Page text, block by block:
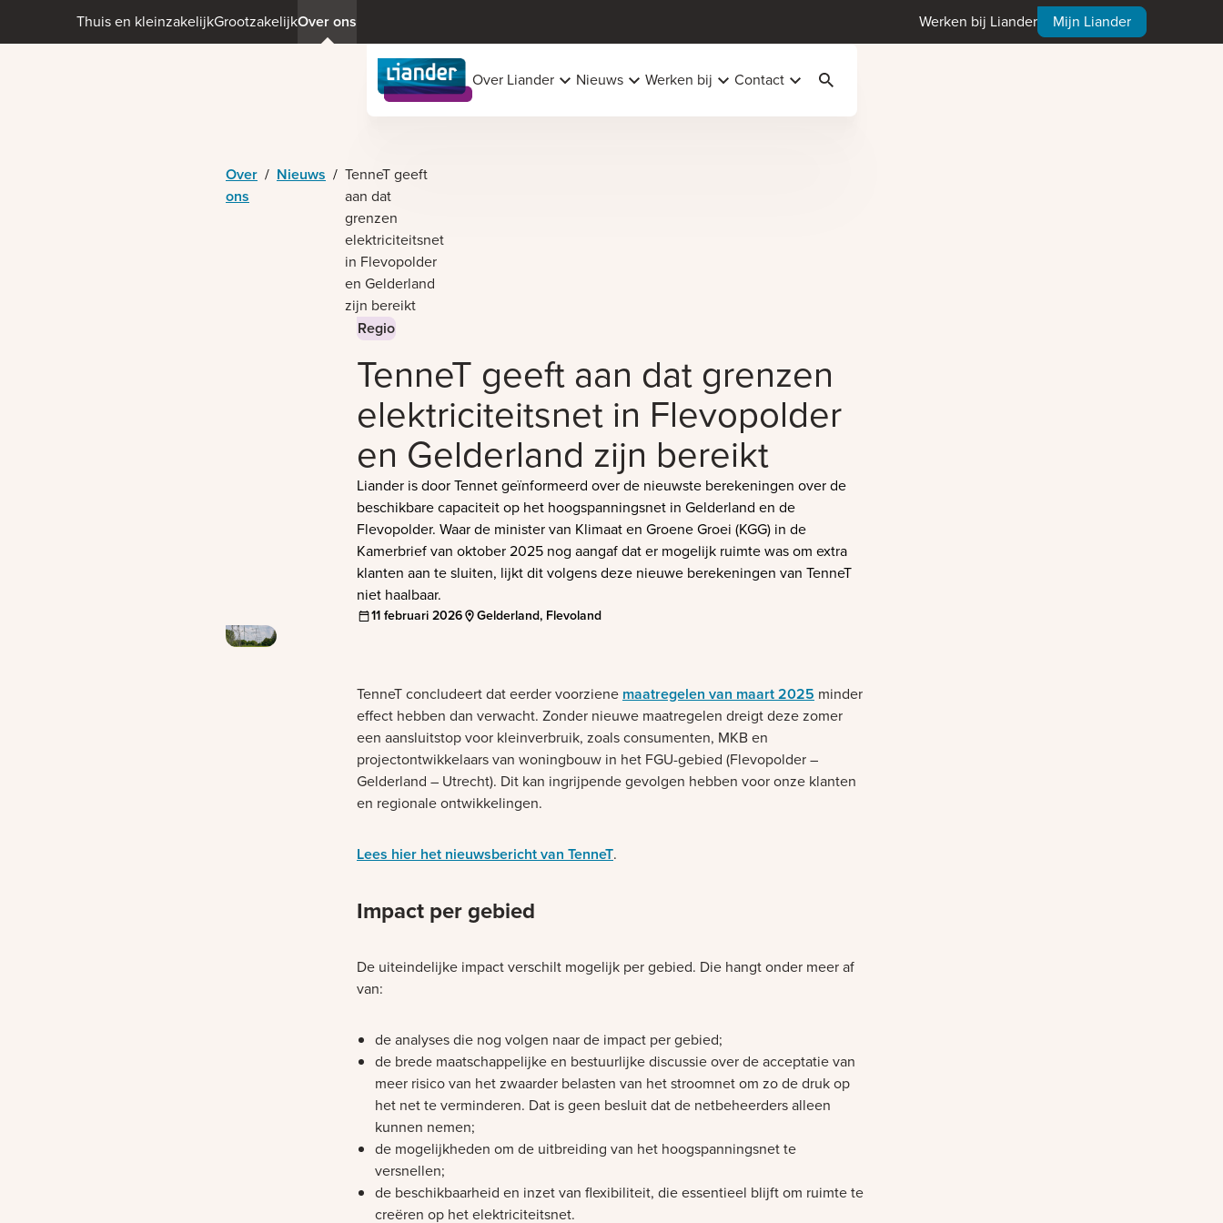
Thuis en kleinzakelijkGrootzakelijkOver ons Werken bij Liander Mijn Liander
Over Liander Nieuws Werken bij Contact Zoeken
Over
ons
/ Nieuws / TenneT geeft
aan dat
grenzen
elektriciteitsnet
in Flevopolder
en Gelderland
zijn bereikt
Regio
TenneT geeft aan dat grenzen
elektriciteitsnet in Flevopolder
en Gelderland zijn bereikt
Liander is door Tennet geïnformeerd over de nieuwste berekeningen over de
beschikbare capaciteit op het hoogspanningsnet in Gelderland en de
Flevopolder. Waar de minister van Klimaat en Groene Groei (KGG) in de
Kamerbrief van oktober 2025 nog aangaf dat er mogelijk ruimte was om extra
klanten aan te sluiten, lijkt dit volgens deze nieuwe berekeningen van TenneT
niet haalbaar.
11 februari 2026 Gelderland, Flevoland
TenneT concludeert dat eerder voorziene maatregelen van maart 2025 minder
effect hebben dan verwacht. Zonder nieuwe maatregelen dreigt deze zomer
een aansluitstop voor kleinverbruik, zoals consumenten, MKB en
projectontwikkelaars van woningbouw in het FGU-gebied (Flevopolder –
Gelderland – Utrecht). Dit kan ingrijpende gevolgen hebben voor onze klanten
en regionale ontwikkelingen.
Lees hier het nieuwsbericht van TenneT.
Impact per gebied
De uiteindelijke impact verschilt mogelijk per gebied. Die hangt onder meer af
van:
de analyses die nog volgen naar de impact per gebied;
de brede maatschappelijke en bestuurlijke discussie over de acceptatie van
meer risico van het zwaarder belasten van het stroomnet om zo de druk op
het net te verminderen. Dat is geen besluit dat de netbeheerders alleen
kunnen nemen;
de mogelijkheden om de uitbreiding van het hoogspanningsnet te
versnellen;
de beschikbaarheid en inzet van flexibiliteit, die essentieel blijft om ruimte te
creëren op het elektriciteitsnet.